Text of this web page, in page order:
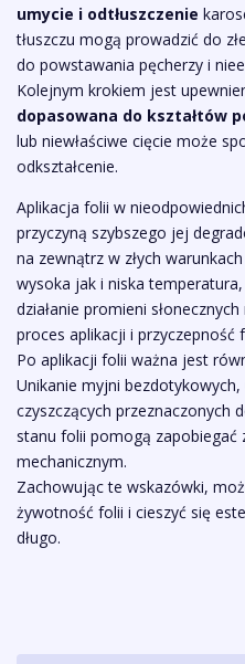
umycie i odtłuszczenie
tłuszczu mogą prowadzić do
do powstawania pęcherzy i
Kolejnym krokiem jest
dopasowana do kształtów
lub niewłaściwe cięcie może
odkształcenie.
Aplikacja folii w
przyczyną szybszego jej
na zewnątrz w złych
wysoka jak i niska
działanie promieni
proces aplikacji i przyczepność
Po aplikacji folii ważna jest
Unikanie myjni
czyszczących przeznaczonych
stanu folii pomogą zapobiegać
mechanicznym.
Zachowując te wskazówki,
żywotność folii i cieszyć się
długo.